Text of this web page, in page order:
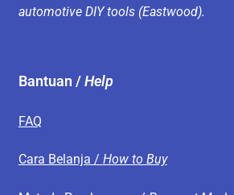
automotive DIY tools (Eastwood).
Bantuan /Help
FAQ
Cara Belanja / How to Buy